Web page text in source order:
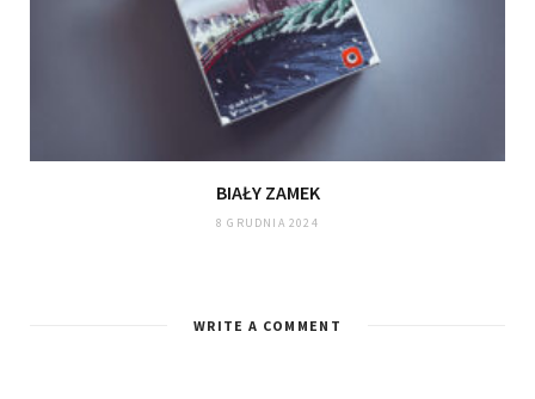
BIAŁY ZAMEK
8 GRUDNIA 2024
WRITE A COMMENT